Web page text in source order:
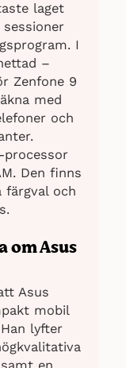
laget
I
–
Zenfone 9
med
och
processor
Den finns
och
om Asus
Asus
mobil
lyfter